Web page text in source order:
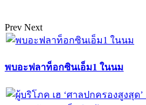
Prev Next
พบอะฟลาท็อกซินเอ็ม1 ในนม